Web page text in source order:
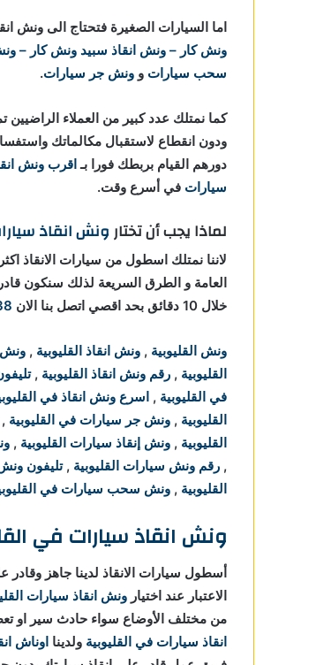
اما السيارات الصغيرة فتحتاج الى
ونش كار – ونش انقاذ سبيد ونش كار –
سحب سيارات و ونش جر سيارات.
كما نمتلك عدد كبير من العملاء الراضيين
ودون انقطاع لاستقبال مكالماتك
دورهم القيام بربطك فورا بـاقرب ونش
سيارات في أسرع وقت.
لماذا يجب أن تختارونش انقاذ
لاننا نمتلك اسطول من سيارات الانقاذ اكثر
العامة و الطرق السريعة لذلك سنكون
خلال 10 دقائق بحد اقصي اتصل بنا الان
ونش القليوبية , ونش انقاذ القليوبية , ونش
القليوبية , رقم ونش انقاذ القليوبية ,
في القليوبية , اسرع ونش انقاذ في
القليوبية , ونش جر سيارات في القليوبية ,
القليوبية , ونش إنقاذ سيارات القليوبية ,
, رقم ونش سيارات القليوبية ,تليفون
القليوبية , ونش سحب سيارات في
ونش انقاذ سيارات في
أسطول سيارات الانقاذ لدينا جاهز
الاعتبار عند اختيار ونش انقاذ سيارات
من مختلف الأوضاع سواء حادث سير او
انقاذ سيارات في القليوبية ولدينا اوناش